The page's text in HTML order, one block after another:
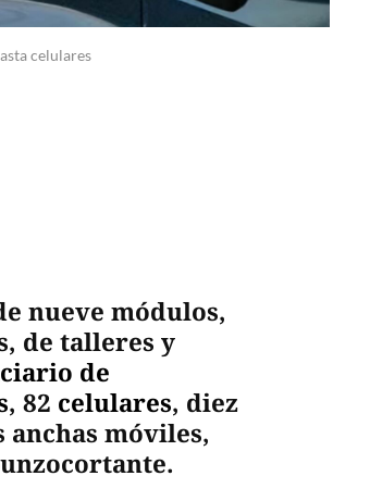
celulares
nueve módulos,
de talleres y
de
, 82 celulares, diez
móviles,